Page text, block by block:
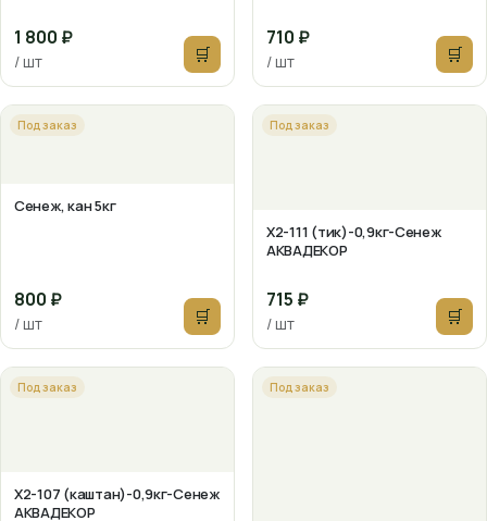
1 800 ₽
/ шт 🛒
710 ₽
/ шт 🛒
Под заказ
Сенеж, кан 5кг
800 ₽
/ шт 🛒
Под заказ
X2-111 (тик)-0,9кг-Сенеж
АКВАДЕКОР
715 ₽
/ шт 🛒
Под заказ
X2-107 (каштан)-0,9кг-Сенеж
АКВАДЕКОР
Под заказ